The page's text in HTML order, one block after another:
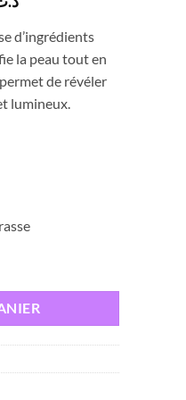
د.ت 40,000.
actuel
est :
d’ingrédients
la peau tout en
de révéler
lumineux.